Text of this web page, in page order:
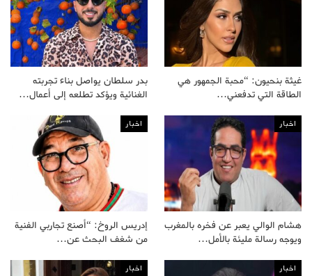
غيثة بنحيون: “محبة الجمهور هي
الطاقة التي تدفعني…
بدر سلطان يواصل بناء تجربته
الغنائية ويؤكد تطلعه إلى أعمال…
اخبار
هشام الوالي يعبر عن فخره بالمغرب
ويوجه رسالة مليئة بالأمل…
اخبار
إدريس الروخ: “أصنع تجاربي الفنية
من شغف البحث عن…
اخبار اخبار